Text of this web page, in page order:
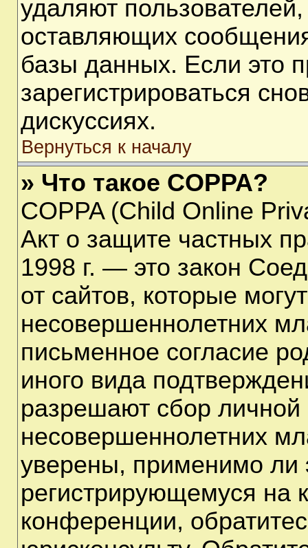
удаляют
оставляющих
базы данных. Если это
зарегистрироваться
дискуссиях.
Вернуться к началу
» Что такое COPPA?
COPPA (Child Online
Акт о защите частных
1998 г. — это закон
от сайтов, которые
несовершеннолетних
письменное согласие
иного вида
разрешают сбор
несовершеннолетних
уверены, применимо ли
регистрирующемуся на
конференции,